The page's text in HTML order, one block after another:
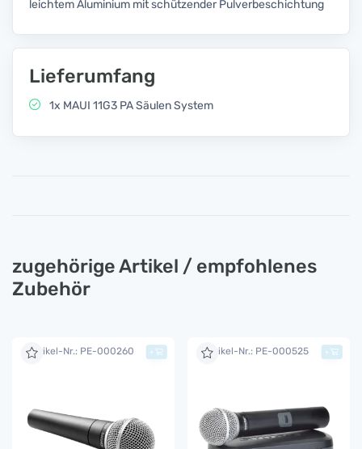
leichtem Aluminium mit schützender Pulverbeschichtung
Lieferumfang
1x MAUI 11G3 PA Säulen System
zugehörige Artikel / empfohlenes
Zubehör
Artikel-Nr.: PE-000260 + Artikel-Nr.: PE-000525 +